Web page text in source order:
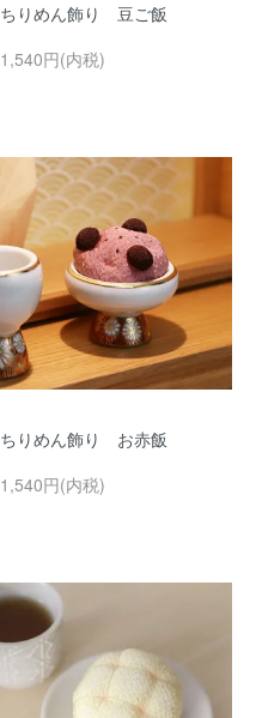
ちりめん飾り 豆ご飯
1,540円(内税)
ちりめん飾り お赤飯
1,540円(内税)